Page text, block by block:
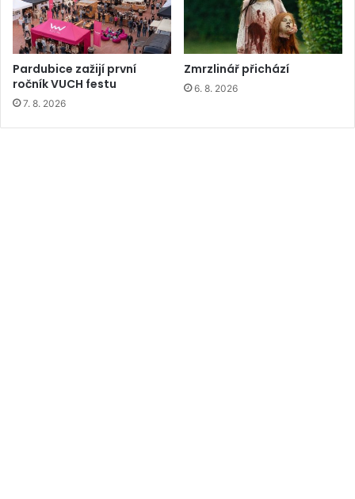
Pardubice zažijí první
ročník VUCH festu
7. 8. 2026
Zmrzlinář přichází
6. 8. 2026